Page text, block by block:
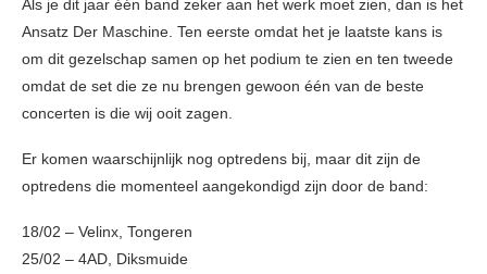
Als je dit jaar één band zeker aan het werk moet zien, dan is het
Ansatz Der Maschine. Ten eerste omdat het je laatste kans is
om dit gezelschap samen op het podium te zien en ten tweede
omdat de set die ze nu brengen gewoon één van de beste
concerten is die wij ooit zagen.
Er komen waarschijnlijk nog optredens bij, maar dit zijn de
optredens die momenteel aangekondigd zijn door de band:
18/02 – Velinx, Tongeren
25/02 – 4AD, Diksmuide